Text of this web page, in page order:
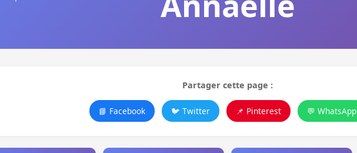
Partager cette page :
📘 Facebook 🐦 Twitter 📌 Pinterest 💬 WhatsApp